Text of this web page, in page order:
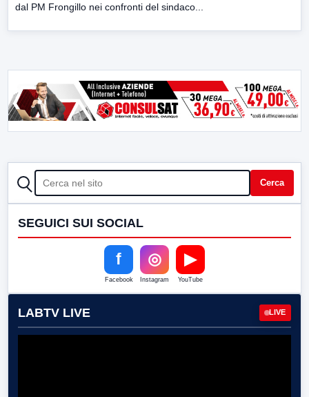
dal PM Frongillo nei confronti del sindaco...
CERCA Cerca
SEGUICI SUI SOCIAL
f
Facebook
◎
Instagram
▶
YouTube
LABTV LIVE LIVE